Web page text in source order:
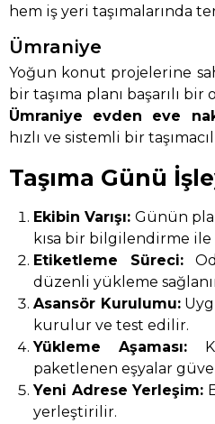
hem iş yeri taşımalarında
Ümraniye
Yoğun konut projelerine
bir taşıma planı başarılı
Ümraniye evden eve
hızlı ve sistemli bir
Taşıma Günü
Ekibin Varışı: Günün
kısa bir bilgilendirme
Etiketleme Süreci:
düzenli yükleme
Asansör Kurulumu:
kurulur ve test edilir.
Yükleme Aşaması:
paketlenen eşyalar
Yeni Adrese Yerleşim:
yerleştirilir.